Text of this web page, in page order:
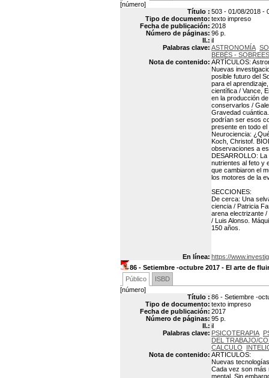
[número]
Título : 503 - 01/08/2018 -
Tipo de documento: texto impreso
Fecha de publicación: 2018
Número de páginas: 96 p.
Il.: il
Palabras clave: ASTRONOMÍA
BEBÉS -
Nota de contenido: ARTÍCULOS:
Nuevas
posible futuro del
para el
científica / Vance,
en la producción
conservarlos /
Gravedad
podrían ser esos
presente en todo
Neurociencia:
Koch, Christof.
observaciones a
DESARROLLO:
nutrientes al feto y
que cambiaron el
los motores de la
SECCIONES:
De cerca: Una
ciencia / Patricia
arena electrizante
/ Luis Alonso.
150 años.
En línea: https://
86 - Setiembre -octubre 2017 - El arte de fluir
Público
ISBD
[número]
Título : 86 - Setiembre -
Tipo de documento: texto impreso
Fecha de publicación: 2017
Número de páginas: 95 p.
Il.: il
Palabras clave: PSICOTERAPIA
DEL TRABAJO/
CALCULO
Nota de contenido: ARTICULOS:
Nuevas
Cada vez son más
mental. Sin